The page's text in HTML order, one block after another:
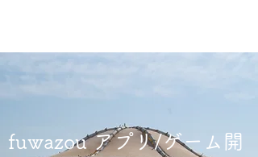
fuwazou アプリ/ゲーム開